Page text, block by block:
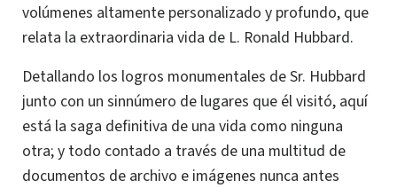
volúmenes altamente personalizado y profundo, que
relata la extraordinaria vida de L. Ronald Hubbard.
Detallando los logros monumentales de Sr. Hubbard
junto con un sinnúmero de lugares que él visitó, aquí
está la saga definitiva de una vida como ninguna
otra; y todo contado a través de una multitud de
documentos de archivo e imágenes nunca antes